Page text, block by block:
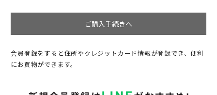
ご購入手続きへ
会員登録をすると住所やクレジットカード情報が登録でき、便利
にお買物ができます。